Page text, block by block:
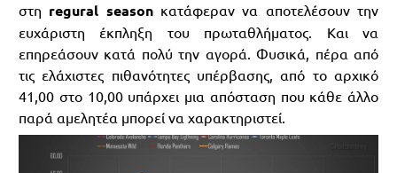
στη regural seasonκατάφεραν να αποτελέσουν την
ευχάριστη έκπληξη του πρωταθλήματος. Και να
επηρεάσουν κατά πολύ την αγορά. Φυσικά, πέρα από
τις ελάχιστες πιθανότητες υπέρβασης, από το αρχικό
41,00 στο 10,00 υπάρχει μια απόσταση που κάθε άλλο
παρά αμελητέα μπορεί να χαρακτηριστεί.